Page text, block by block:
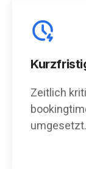
Zeitlich
umgesetzt.